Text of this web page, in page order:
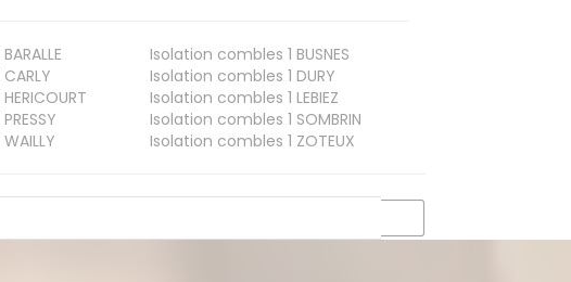
BARALLE Isolation combles 1 BUSNES
CARLY Isolation combles 1 DURY
HERICOURT Isolation combles 1 LEBIEZ
PRESSY Isolation combles 1 SOMBRIN
WAILLY Isolation combles 1 ZOTEUX